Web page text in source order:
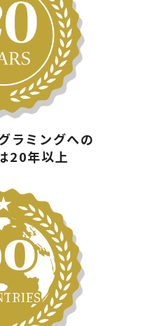
ラミングへの
20年以上